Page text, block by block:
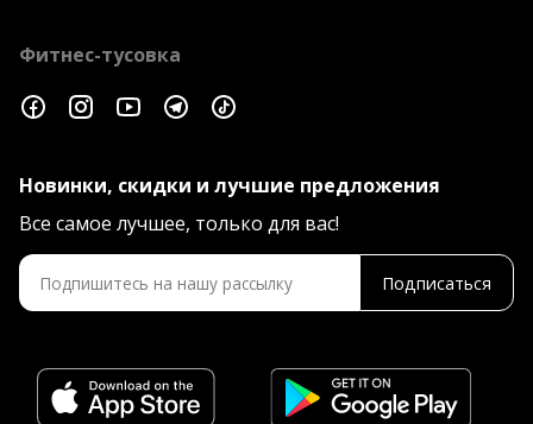
Фитнес-тусовка
Новинки, скидки и лучшие предложения
Все самое лучшее, только для вас!
Подписаться